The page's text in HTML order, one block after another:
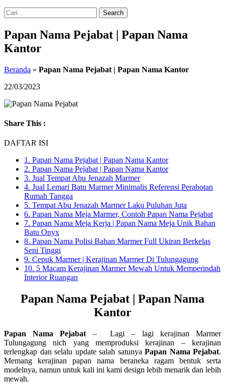
Search
Papan Nama Pejabat | Papan Nama
Kantor
Beranda » Papan Nama Pejabat | Papan Nama Kantor
22/03/2023
Share This :
DAFTAR ISI
1. Papan Nama Pejabat | Papan Nama Kantor
2. Papan Nama Pejabat | Papan Nama Kantor
3. Jual Tempat Abu Jenazah Marmer
4. Jual Lemari Batu Marmer Minimalis Referensi Perabotan
Rumah Tangga
5. Tempat Abu Jenazah Marmer Laku Puluhan Juta
6. Papan Nama Meja Marmer, Contoh Papan Nama Pejabat
7. Papan Nama Meja Kerja | Papan Nama Meja Unik Bahan
Batu Onyx
8. Papan Nama Polisi Bahan Marmer Full Ukiran Berkelas
Seni Tinggi
9. Cepuk Marmer | Kerajinan Marmer Di Tulungagung
10. 5 Macam Kerajinan Marmer Mewah Untuk Memperindah
Interior Ruangan
Papan Nama Pejabat | Papan Nama
Kantor
Papan Nama Pejabat – Lagi – lagi kerajinan Marmer
Tulungagung nich yang memproduksi kerajinan – kerajinan
terlengkap dan selalu update salah satunya Papan Nama Pejabat.
Memang kerajinan papan nama beraneka ragam bentuk serta
modelnya, namun untuk kali ini kami design lebih menarik dan lebih
mewah.